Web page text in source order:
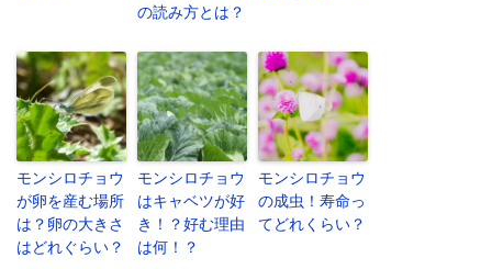
の読み方とは？
モンシロチョウ
が卵を産む場所
は？卵の大きさ
はどれぐらい？
モンシロチョウ
はキャベツが好
き！？好む理由
は何！？
モンシロチョウ
の成虫！寿命っ
てどれくらい？